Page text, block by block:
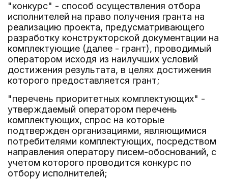
"конкурс" - способ осуществления отбора
исполнителей на право получения гранта на
реализацию проекта, предусматривающего
разработку конструкторской документации на
комплектующие (далее - грант), проводимый
оператором исходя из наилучших условий
достижения результата, в целях достижения
которого предоставляется грант;
"перечень приоритетных комплектующих" -
утверждаемый оператором перечень
комплектующих, спрос на которые
подтвержден организациями, являющимися
потребителями комплектующих, посредством
направления оператору писем-обоснований, с
учетом которого проводится конкурс по
отбору исполнителей;